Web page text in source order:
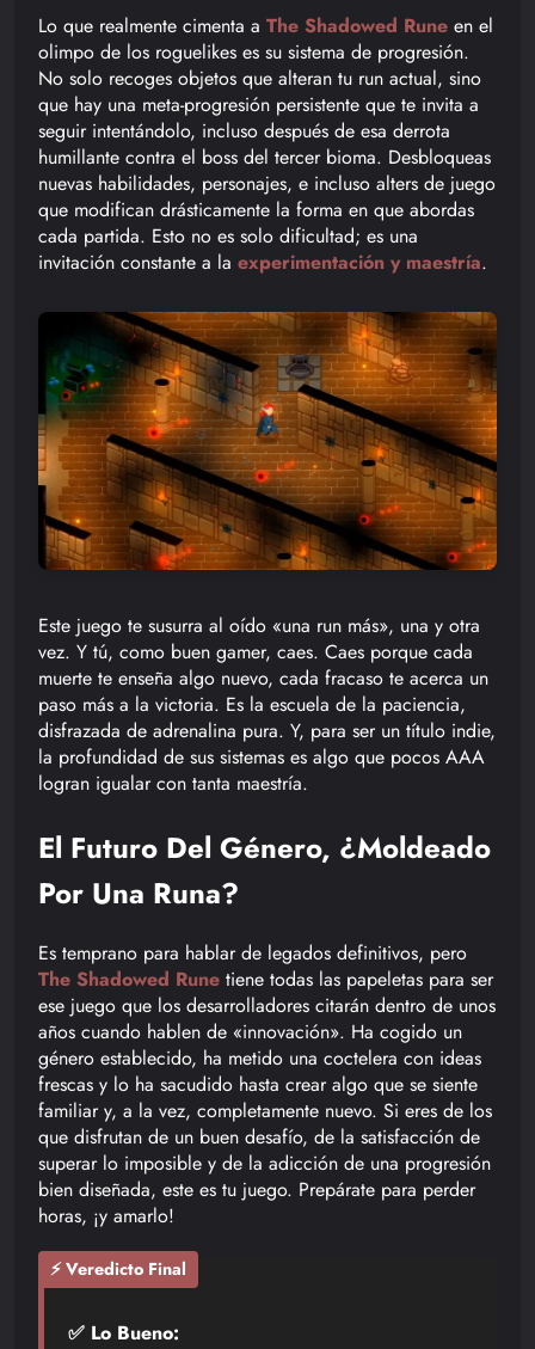
Lo que realmente cimenta a The Shadowed Rune en el
olimpo de los roguelikes es su sistema de progresión.
No solo recoges objetos que alteran tu run actual, sino
que hay una meta-progresión persistente que te invita a
seguir intentándolo, incluso después de esa derrota
humillante contra el boss del tercer bioma. Desbloqueas
nuevas habilidades, personajes, e incluso alters de juego
que modifican drásticamente la forma en que abordas
cada partida. Esto no es solo dificultad; es una
invitación constante a la experimentación y maestría.
Este juego te susurra al oído «una run más», una y otra
vez. Y tú, como buen gamer, caes. Caes porque cada
muerte te enseña algo nuevo, cada fracaso te acerca un
paso más a la victoria. Es la escuela de la paciencia,
disfrazada de adrenalina pura. Y, para ser un título indie,
la profundidad de sus sistemas es algo que pocos AAA
logran igualar con tanta maestría.
El Futuro Del Género, ¿Moldeado
Por Una Runa?
Es temprano para hablar de legados definitivos, pero
The Shadowed Rune tiene todas las papeletas para ser
ese juego que los desarrolladores citarán dentro de unos
años cuando hablen de «innovación». Ha cogido un
género establecido, ha metido una coctelera con ideas
frescas y lo ha sacudido hasta crear algo que se siente
familiar y, a la vez, completamente nuevo. Si eres de los
que disfrutan de un buen desafío, de la satisfacción de
superar lo imposible y de la adicción de una progresión
bien diseñada, este es tu juego. Prepárate para perder
horas, ¡y amarlo!
⚡ Veredicto Final
✅ Lo Bueno: